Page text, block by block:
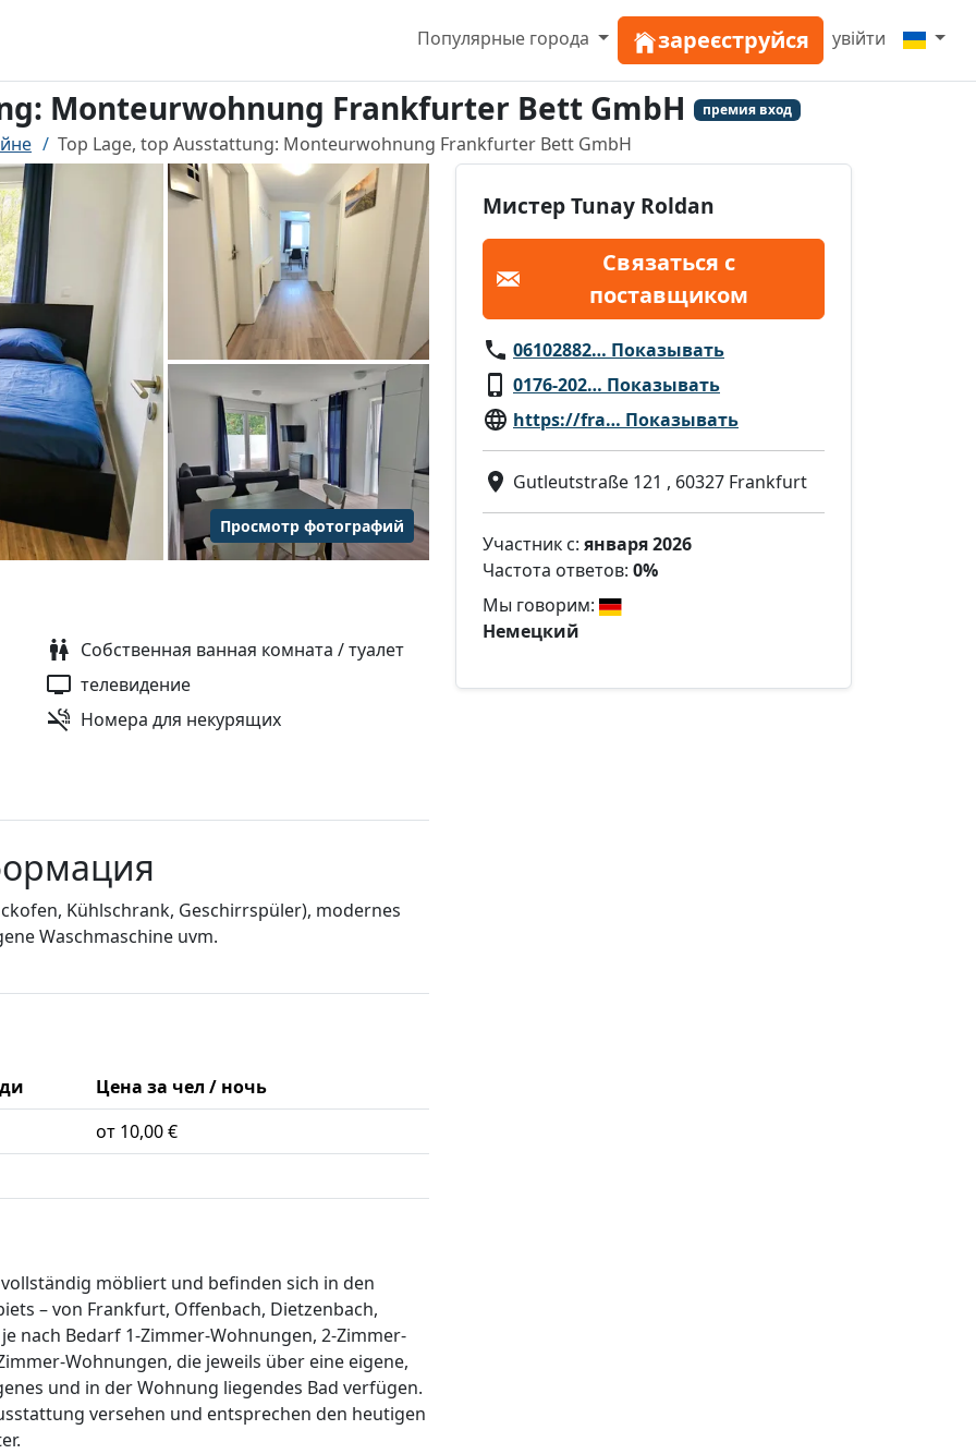
Популярные города зареєструйся увійти
Monteurwohnung Frankfurter Bett GmbH премия вход
Top Lage, top Ausstattung: Monteurwohnung Frankfurter Bett GmbH
Просмотр фотографий
Мистер Tunay Roldan
Связаться с
поставщиком
06102882… Показывать
0176-202… Показывать
https://fra… Показывать
Gutleutstraße 121 , 60327 Frankfurt
Участник с: января 2026
Частота ответов: 0%
Мы говорим:
Немецкий
Собственная ванная комната / туалет
телевидение
Номера для некурящих
Kühlschrank, Geschirrspüler), modernes
Waschmaschine uvm.
Цена за чел / ночь
от 10,00 €
möbliert und befinden sich in den
– von Frankfurt, Offenbach, Dietzenbach,
nach Bedarf 1-Zimmer-Wohnungen, 2-Zimmer-
Wohnungen, die jeweils über eine eigene,
und in der Wohnung liegendes Bad verfügen.
versehen und entsprechen den heutigen